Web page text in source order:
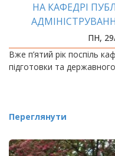
НА КАФЕДРІ
ПН,
Вже п’ятий рік поспіль
підготовки та
Переглянути